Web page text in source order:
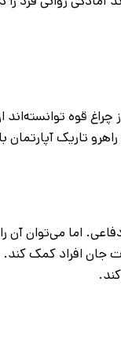
چراغ قوه
تاریک
اما می‌توان آن را
جان افراد کمک